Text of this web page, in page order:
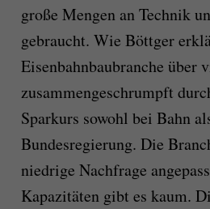
große Mengen an Technik
gebraucht. Wie Böttger
Eisenbahnbaubranche über
zusammengeschrumpft
Sparkurs sowohl bei Bahn
Bundesregierung. Die
niedrige Nachfrage
Kapazitäten gibt es kaum.